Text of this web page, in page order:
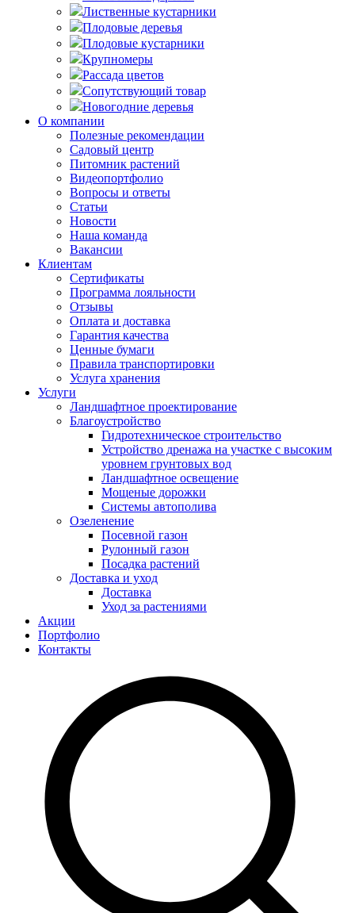
Лиственные кустарники
Плодовые деревья
Плодовые кустарники
Крупномеры
Рассада цветов
Сопутствующий товар
Новогодние деревья
О компании
Полезные рекомендации
Садовый центр
Питомник растений
Видеопортфолио
Вопросы и ответы
Статьи
Новости
Наша команда
Вакансии
Клиентам
Сертификаты
Программа лояльности
Отзывы
Оплата и доставка
Гарантия качества
Ценные бумаги
Правила транспортировки
Услуга хранения
Услуги
Ландшафтное проектирование
Благоустройство
Гидротехническое строительство
Устройство дренажа на участке с высоким
уровнем грунтовых вод
Ландшафтное освещение
Мощеные дорожки
Системы автополива
Озеленение
Посевной газон
Рулонный газон
Посадка растений
Доставка и уход
Доставка
Уход за растениями
Акции
Портфолио
Контакты